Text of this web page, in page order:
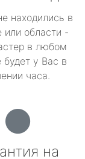
находились в
или области -
в любом
будет у Вас в
часа.
на